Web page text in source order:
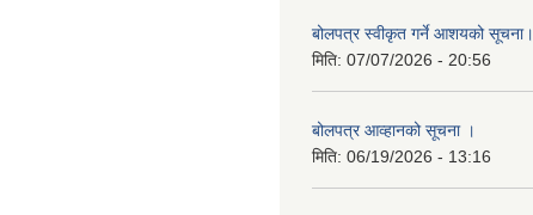
बोलपत्र स्वीकृत गर्ने आशयको सूचना।
मिति: 07/07/2026 - 20:56
बोलपत्र आव्हानको सूचना ।
मिति: 06/19/2026 - 13:16